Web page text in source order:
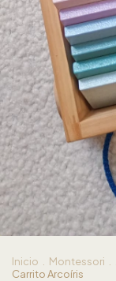
Inicio Montessori
Carrito Arcoíris